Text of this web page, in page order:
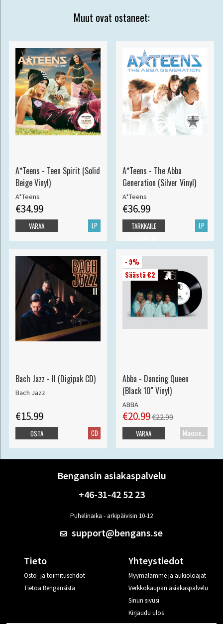
Muut ovat ostaneet:
A*Teens - Teen Spirit (Solid
Beige Vinyl)
A*Teens
€34.99
LP
VARAA
A*Teens - The Abba
Generation (Silver Vinyl)
A*Teens
€36.99
LP
TARKKAILE
Bach Jazz - II (Digipak CD)
Bach Jazz
€15.99
CD
OSTA
- 9%
Säästä €2
Abba - Dancing Queen
(Black 10" Vinyl)
ABBA
€20.99€22.99
Maxisingle
VARAA
Bengansin asiakaspalvelu
+46-31-42 52 23
Puhelinaika - arkipäivisin 10-12
support@bengans.se
Tieto
Osto- ja toimitusehdot
Tietoa Bengansista
Yhteystiedot
Myymälämme ja aukioloajat
Verkkokaupan asiakaspalvelu
Sinun sivusi
Kirjaudu ulos